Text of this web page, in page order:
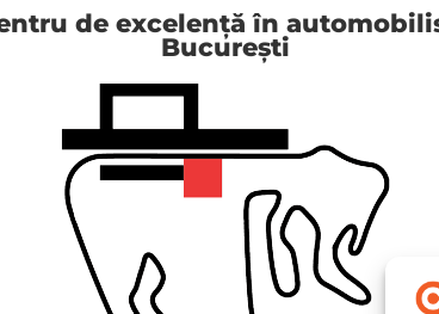
de excelență în
București